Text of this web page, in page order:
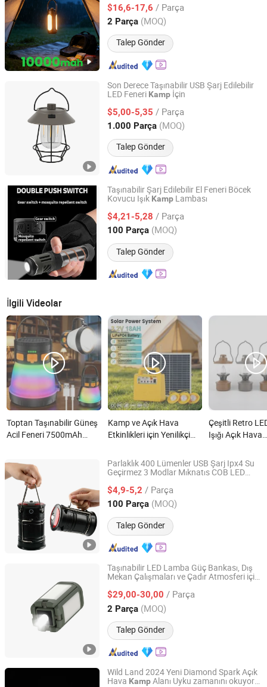
$16,6-17,6 / Parça
2 Parça (MOQ)
Talep Gönder
Hubei, China Fiyat 2026
Son Derece Taşınabilir USB Şarj Edilebilir
LED Feneri Kamp İçin
$5,00-5,35 / Parça
1.000 Parça (MOQ)
Talep Gönder
KAM SING STATIONERY & GIFT (YUYAO) CO., LTD.
Zhejiang, China Fiyat 2024
Taşınabilir Şarj Edilebilir El Feneri Böcek
Kovucu Işık Kamp Lambası
$4,21-5,28 / Parça
100 Parça (MOQ)
Talep Gönder
Ninghai Sohot Electrical Appliances Co., Ltd.
Zhejiang, China Fiyat 2026
İlgili Videolar
Toptan Taşınabilir Güneş
Acil Feneri 7500mAh
nedir?
Kamp ve Açık Hava
Etkinlikleri için Yenilikçi
nedir?
Çeşitli Retro
Işığı Açık Hava
Parlaklık 400 Lümenler USB Şarj Ipx4 Su
Geçirmez 3 Modlar Mıknatıs COB LED
$4,9-5,2 / Parça
100 Parça (MOQ)
Talep Gönder
Ningbo Brightenlux Electric Appliance Co., Ltd
Zhejiang, China Fiyat 2022
Taşınabilir LED Lamba Güç Bankası, Dış
Mekan Çalışmaları ve Çadır Atmosferi için
Tripod ile
$29,00-30,00 / Parça
2 Parça (MOQ)
Talep Gönder
Ninghai Sohot Electrical Appliances Co., Ltd.
Zhejiang, China Fiyat 2026
Wild Land 2024 Yeni Diamond Spark Açık
Hava KampAlanı Uyku zamanını okuyor